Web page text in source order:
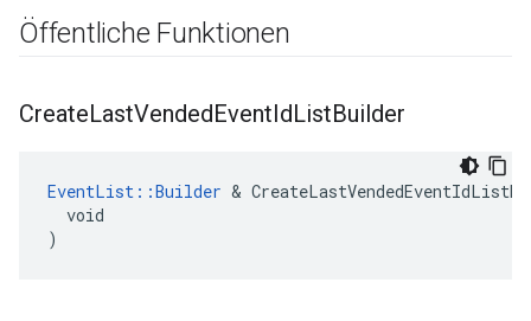
Öffentliche Funktionen
CreateLastVendedEventIdListBuilder
EventList::Builder &
  void
)